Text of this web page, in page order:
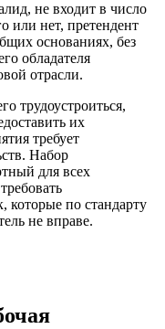
не входит в число
или нет, претендент
основаниях, без
обладателя
отрасли.
трудоустроиться,
их
требует
Набор
для всех
которые по стандарту
не вправе.